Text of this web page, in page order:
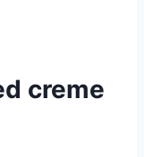
creme